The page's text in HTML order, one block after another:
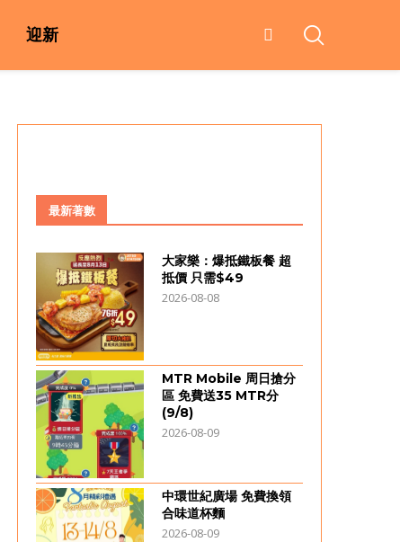
迎新
最新著數
大家樂：爆抵鐵板餐 超
抵價 只需$49
2026-08-08
MTR Mobile 周日搶分
區 免費送35 MTR分
(9/8)
2026-08-09
中環世紀廣場 免費換領
合味道杯麵
2026-08-09